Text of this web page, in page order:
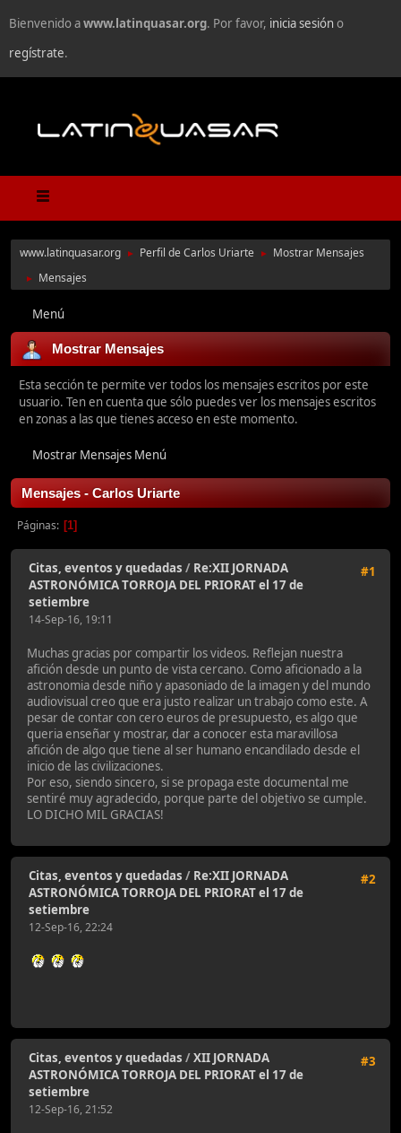
Bienvenido awww.latinquasar.org. Por favor, inicia sesióno
regístrate.
www.latinquasar.org ► Perfil de Carlos Uriarte ► Mostrar Mensajes
► Mensajes
Menú
Mostrar Mensajes
Esta sección te permite ver todos los mensajes escritos por este
usuario. Ten en cuenta que sólo puedes ver los mensajes escritos
en zonas a las que tienes acceso en este momento.
Mostrar Mensajes Menú
Mensajes - Carlos Uriarte
Páginas 1
#1
Citas, eventos y quedadas / Re:XII JORNADA
ASTRONÓMICA TORROJA DEL PRIORAT el 17 de
setiembre
14-Sep-16, 19:11
Muchas gracias por compartir los videos. Reflejan nuestra
afición desde un punto de vista cercano. Como aficionado a la
astronomia desde niño y apasoniado de la imagen y del mundo
audiovisual creo que era justo realizar un trabajo como este. A
pesar de contar con cero euros de presupuesto, es algo que
queria enseñar y mostrar, dar a conocer esta maravillosa
afición de algo que tiene al ser humano encandilado desde el
inicio de las civilizaciones.
Por eso, siendo sincero, si se propaga este documental me
sentiré muy agradecido, porque parte del objetivo se cumple.
LO DICHO MIL GRACIAS!
#2
Citas, eventos y quedadas / Re:XII JORNADA
ASTRONÓMICA TORROJA DEL PRIORAT el 17 de
setiembre
12-Sep-16, 22:24
#3
Citas, eventos y quedadas /XII JORNADA
ASTRONÓMICA TORROJA DEL PRIORAT el 17 de
setiembre
12-Sep-16, 21:52